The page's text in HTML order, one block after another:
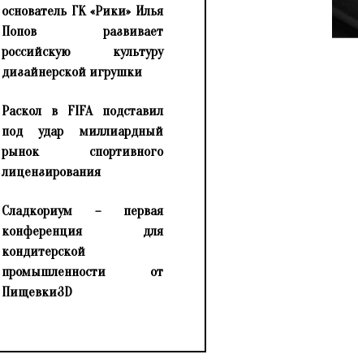
основатель ГК «Рики» Илья
Попов развивает
российскую культуру
дизайнерской игрушки
Раскол в FIFA подставил
под удар миллиардный
рынок спортивного
лицензирования
Сладкориум – первая
конференция для
кондитерской
промышленности от
Пищевки3D